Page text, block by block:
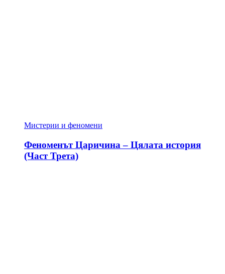
Мистерии и феномени
Феноменът Царичина – Цялата история
(Част Трета)